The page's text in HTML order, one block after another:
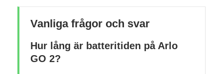
Vanliga frågor och svar
Hur lång är batteritiden på Arlo
GO 2?